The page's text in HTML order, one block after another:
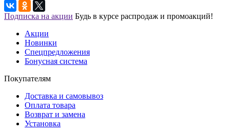
Подписка на акции Будь в курсе распродаж и промоакций!
Акции
Новинки
Спецпредложения
Бонусная система
Покупателям
Доставка и самовывоз
Оплата товара
Возврат и замена
Установка